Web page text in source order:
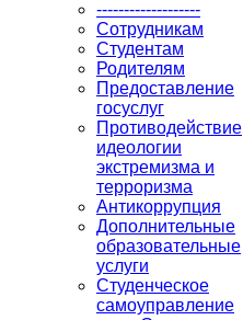
-------------------
Сотрудникам
Студентам
Родителям
Предоставление
госуслуг
Противодействие
идеологии
экстремизма и
терроризма
Антикоррупция
Дополнительные
образовательные
услуги
Студенческое
самоуправление